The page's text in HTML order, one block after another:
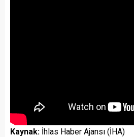
Kaynak: İhlas Haber Ajansı (İHA)